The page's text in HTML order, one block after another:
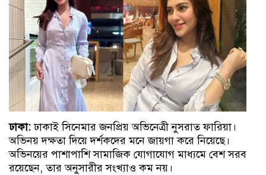
ঢাকা:ঢাকাই সিনেমার জনপ্রিয় অভিনেত্রী নুসরাত ফারিয়া।
অভিনয় দক্ষতা দিয়ে দর্শকদের মনে জায়গা করে নিয়েছে।
অভিনয়ের পাশাপাশি সামাজিক যোগাযোগ মাধ্যমে বেশ সরব
রয়েছেন, তার অনুসারীর সংখ্যাও কম নয়।